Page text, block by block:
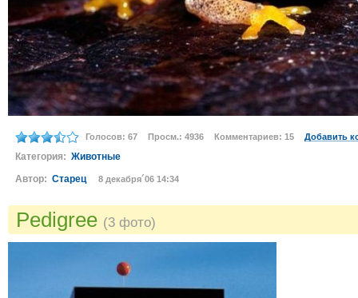
Голосов: 67 Просм.: 4936 Комментариев: 15 Добавить
Категория: Животные
Автор: Старец 8 декабря´06 14:34
Pedigree (3 фото)